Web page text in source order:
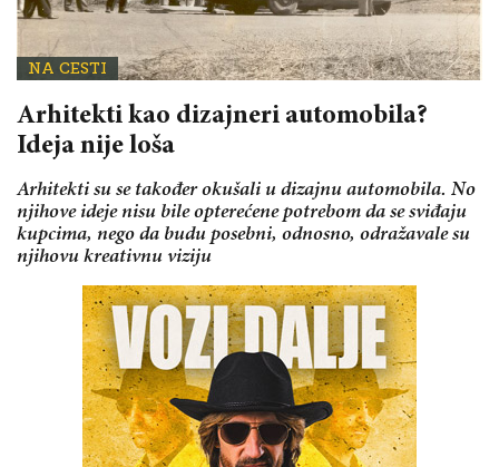
NA CESTI
Arhitekti kao dizajneri automobila?
Ideja nije loša
Arhitekti su se također okušali u dizajnu automobila. No
njihove ideje nisu bile opterećene potrebom da se sviđaju
kupcima, nego da budu posebni, odnosno, odražavale su
njihovu kreativnu viziju